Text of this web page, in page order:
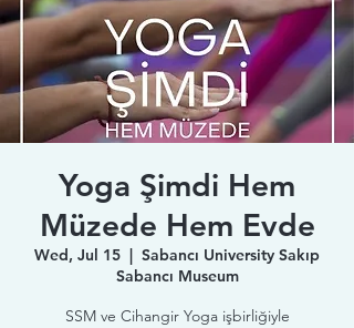
Yoga Şimdi Hem
Müzede Hem Evde
Wed, Jul 15
  |
Sabancı University Sakıp
Sabancı Museum
SSM ve Cihangir Yoga işbirliğiyle